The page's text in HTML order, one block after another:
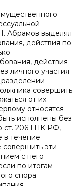
Абрамов выделял
действия по
действия
личного участия
совершить
от их
относятся
исполнены без
ст. 206 ГПК РФ,
в течение
совершить эти
с него
по итогам
спора